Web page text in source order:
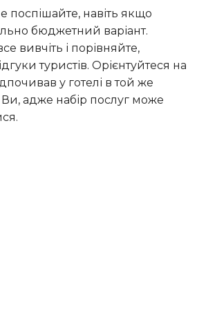
бюджетний варіант.
вивчіть і порівняйте,
туристів. Орієнтуйтеся на
у готелі в той же
адже набір послуг може